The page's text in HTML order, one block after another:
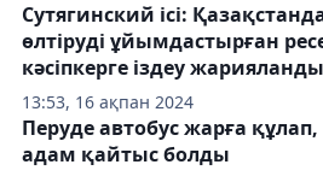
13:53, 16 ақпан 2024
Сутягинский ісі:
өлтіруді ұйымдастырған
кәсіпкерге іздеу жарияланды
Перуде автобус жарға құлап,
адам қайтыс болды